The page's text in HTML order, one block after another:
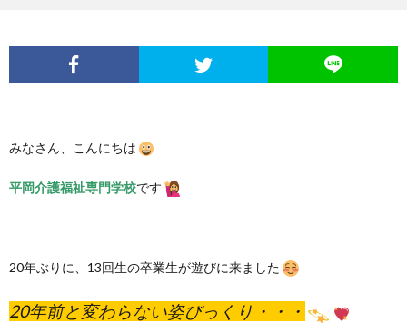
みなさん、こんにちは
平岡介護福祉専門学校です
20年ぶりに、13回生の卒業生が遊びに来ました
20年前と変わらない姿びっくり・・・